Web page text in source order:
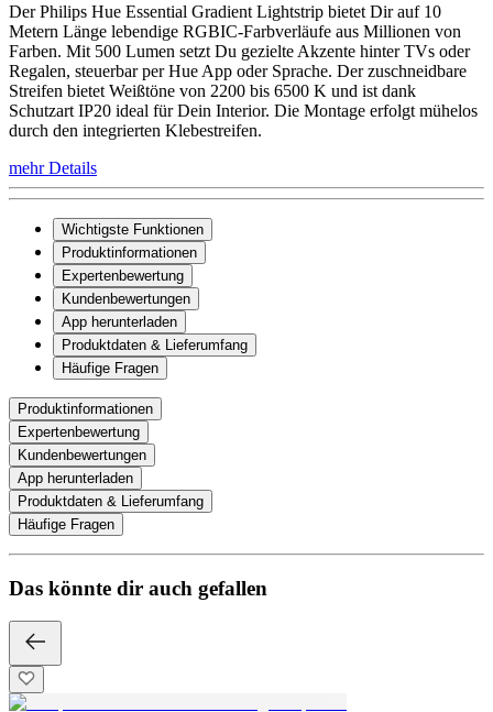
Der Philips Hue Essential Gradient Lightstrip bietet Dir auf 10
Metern Länge lebendige RGBIC-Farbverläufe aus Millionen von
Farben. Mit 500 Lumen setzt Du gezielte Akzente hinter TVs oder
Regalen, steuerbar per Hue App oder Sprache. Der zuschneidbare
Streifen bietet Weißtöne von 2200 bis 6500 K und ist dank
Schutzart IP20 ideal für Dein Interior. Die Montage erfolgt mühelos
durch den integrierten Klebestreifen.
mehr Details
Wichtigste Funktionen
Produktinformationen
Expertenbewertung
Kundenbewertungen
App herunterladen
Produktdaten & Lieferumfang
Häufige Fragen
Produktinformationen
Expertenbewertung
Kundenbewertungen
App herunterladen
Produktdaten & Lieferumfang
Häufige Fragen
Das könnte dir auch gefallen